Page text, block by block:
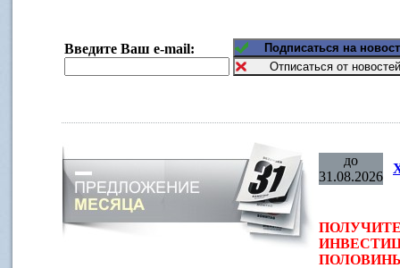
Введите Ваш e-mail:
до
31.08.2026
ПОЛОВИНЫ